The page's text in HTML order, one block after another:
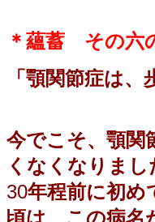
＊蘊蓄 その六
「顎関節症は
今でこそ、顎関
くなくなりまし
30年程前に初め
頃は、この病名